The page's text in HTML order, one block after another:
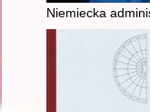
Niemiecka